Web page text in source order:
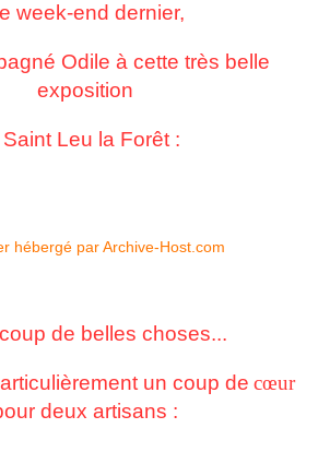
week-end dernier,
Odile à cette très belle
exposition
Leu la Forêt :
de belles choses...
un coup de cœur
deux artisans :